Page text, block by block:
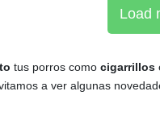
Load
tus porros como cigarrillos
a ver algunas